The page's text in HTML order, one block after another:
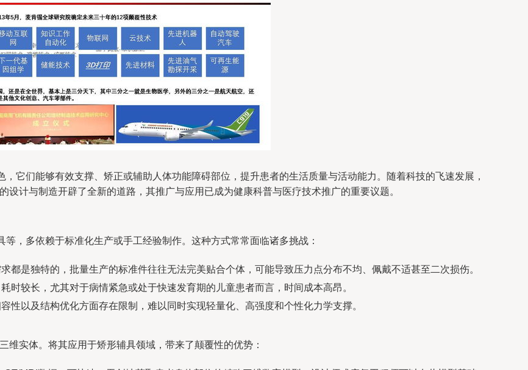
它们能够有效支撑、矫正或辅助人体功能障碍部位，提升患者的生活质量与活动能力。随着科技的飞速发展，
计与制造开辟了全新的道路，其推广与应用已成为健康科普与医疗技术推广的重要议题。
，多依赖于标准化生产或手工经验制作。这种方式常常面临诸多挑战：
都是独特的，批量生产的标准件往往无法完美贴合个体，可能导致压力点分布不均、佩戴不适甚至二次损伤。
时较长，尤其对于病情紧急或处于快速发育期的儿童患者而言，时间成本高昂。
性以及结构优化方面存在限制，难以同时实现轻量化、高强度和个性化力学支撑。
实体。将其应用于矫形辅具领域，带来了颠覆性的优势：